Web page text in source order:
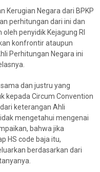
Kerugian Negara dari BPKP
perhitungan dari ini dan
penyidik Kejagung RI
konfrontir ataupun
Perhitungan Negara ini
dan justru yang
kepada Circum Convention
keterangan Ahli
mengetahui mengenai
bahwa jika
HS code baja itu,
berdasarkan dari